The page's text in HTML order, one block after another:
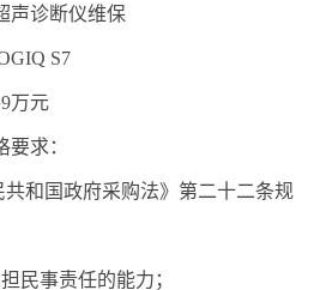
声诊断仪维保
S7
9万元
要求：
共和国政府采购法》第二十二条规
民事责任的能力；